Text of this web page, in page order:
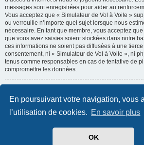
En poursuivant votre navigation, vous
l’utilisation de cookies. En savoir plus
OK
messages sont enregistrées pour aider au
Vous acceptez que « Simulateur de Vol à Voile »
ou verrouille n’importe quel sujet lorsque nous
nécessaire. En tant que membre, vous acceptez
que vous avez saisies soient stockées dans notre
ces informations ne soient pas diffusées à une
consentement, ni « Simulateur de Vol à Voile », ni
tenus comme responsables en cas de tentative de
compromettre les données.
Index du forum Supprimer les cookies
Traduit par